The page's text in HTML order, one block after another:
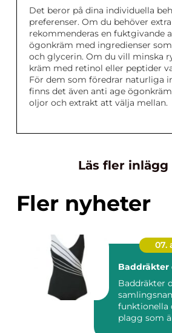
Det beror på dina individuella
preferenser. Om du behöver
rekommenderas en fuktgivande
ögonkräm med ingredienser
och glycerin. Om du vill minska
kräm med retinol eller peptider
För dem som föredrar naturliga
finns det även anti age
oljor och extrakt att välja mellan.
Läs fler inlägg
Fler nyheter
07.
Baddräkter
Baddräkter
funktionella
plagg som